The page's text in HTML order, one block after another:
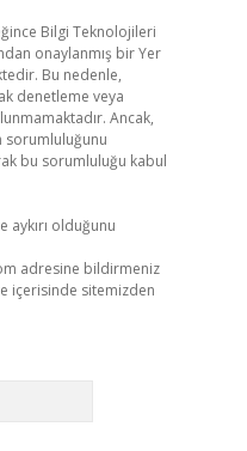
Bilgi Teknolojileri
onaylanmış bir Yer
Bu nedenle,
denetleme veya
Ancak,
sorumluluğunu
bu sorumluluğu kabul
aykırı olduğunu
adresine bildirmeniz
içerisinde sitemizden